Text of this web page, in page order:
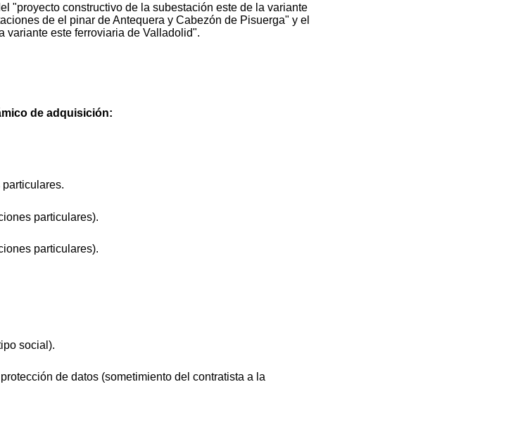
"proyecto constructivo de la subestación este de la variante
de el pinar de Antequera y Cabezón de Pisuerga" y el
variante este ferroviaria de Valladolid".
de adquisición:
particulares).
particulares).
social).
de datos (sometimiento del contratista a la